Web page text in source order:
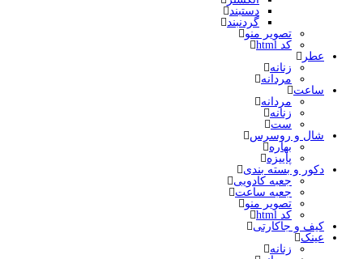
دستبند
گردنبند
تصویر منو
کد html
عطر
زنانه
مردانه
ساعت
مردانه
زنانه
ست
شال و روسرس
بهاره
پاییزه
دکور و بسته بندی
جعبه کادویی
جعبه ساعت
تصویر منو
کد html
کیف و جاکارتی
عینک
زنانه